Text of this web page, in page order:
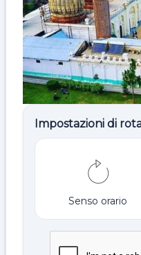
Impostazioni di
Senso orario